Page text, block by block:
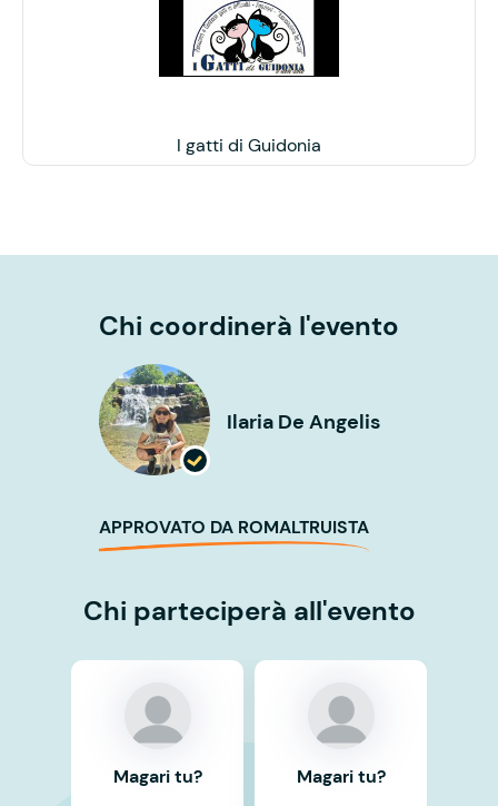
I gatti di Guidonia
Chi coordinerà l'evento
Ilaria De Angelis
APPROVATO DA ROMALTRUISTA
Chi parteciperà all'evento
Magari tu? Magari tu?